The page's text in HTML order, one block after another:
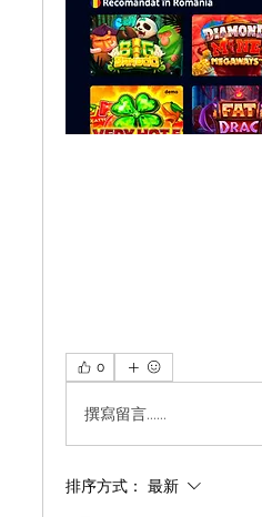
0
撰寫留言......
排序方式： 最新